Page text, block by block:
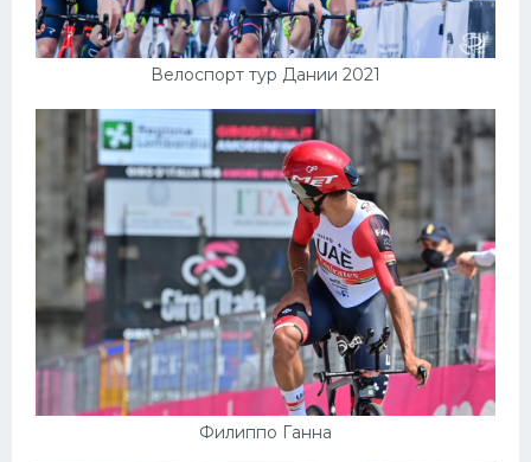
Велоспорт тур Дании 2021
Филиппо Ганна